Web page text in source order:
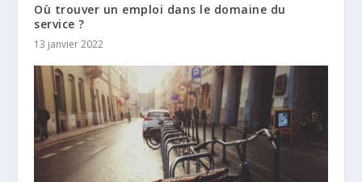
Où trouver un emploi dans le domaine du
service ?
13 janvier 2022